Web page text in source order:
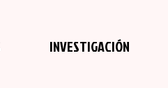
INVESTIGACIÓN